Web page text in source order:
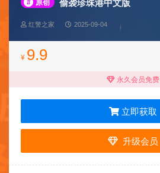
# 原创 偷袭珍珠港中文版
红警之家 2025-09-04
¥ 9.9
永久会员免费
立即获取
升级会员